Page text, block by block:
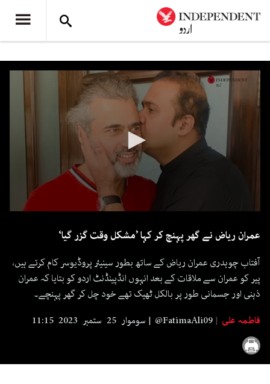
13
seconds
عمران ریاض نے گھر پہنچ کر کہا ’مشکل وقت گزر گیا‘
آفتاب چوہدری عمران ریاض کے ساتھ بطور سینیئر پروڈیوسر کام کرتے ہیں،
پیر کو عمران سے ملاقات کے بعد انہوں انڈپینڈنٹ اردو کو بتایا کہ عمران
ذہنی اور جسمانی طور پر بالکل ٹھیک تھے خود چل کر گھر پہنچے۔
فاطمہ علی
@FatimaAli09 سوموار 25 ستمبر 2023 11:15